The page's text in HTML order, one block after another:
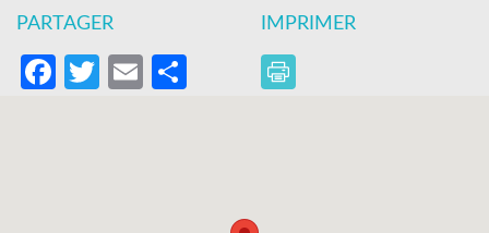
PARTAGER
Facebook
Twitter
EmailPartager
IMPRIMER